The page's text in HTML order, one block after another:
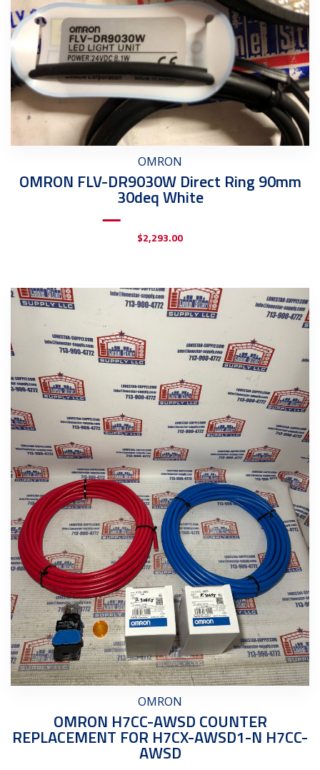
OMRON
OMRON FLV-DR9030W Direct Ring 90mm
30deq White
$2,293.00
OMRON
OMRON H7CC-AWSD COUNTER
REPLACEMENT FOR H7CX-AWSD1-N H7CC-
AWSD